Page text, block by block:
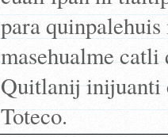
para
masehualme
Quitlanij inijuanti
Toteco.